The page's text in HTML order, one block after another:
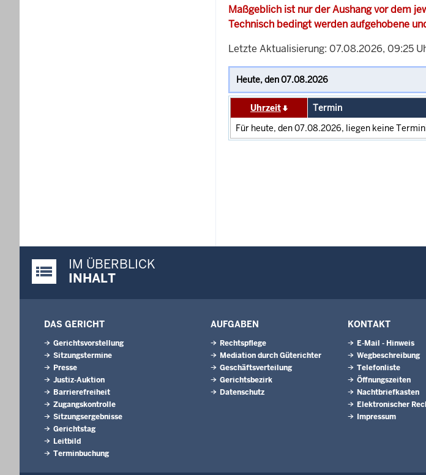
Maßgeblich ist nur der Aushang vor dem
Technisch bedingt werden aufgehobene
Letzte Aktualisierung: 07.08.2026, 09:25
Uhrzeit Termin
Für heute, den 07.08.2026, liegen keine
Justiz-Portal im Überblick:
IM ÜBERBLICK
INHALT
DAS GERICHT
Gerichtsvorstellung
Sitzungstermine
Presse
Justiz-Auktion
Barrierefreiheit
Zugangskontrolle
Sitzungsergebnisse
Gerichtstag
Leitbild
Terminbuchung
AUFGABEN
Rechtspflege
Mediation durch Güterichter
Geschäftsverteilung
Gerichtsbezirk
Datenschutz
KONTAKT
E-Mail - Hinweis
Wegbeschreibung
Telefonliste
Öffnungszeiten
Nachtbriefkasten
Elektronischer
Impressum